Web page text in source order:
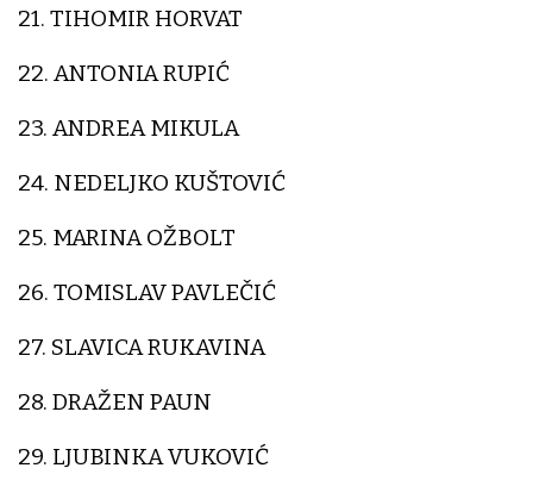
21. TIHOMIR HORVAT
22. ANTONIA RUPIĆ
23. ANDREA MIKULA
24. NEDELJKO KUŠTOVIĆ
25. MARINA OŽBOLT
26. TOMISLAV PAVLEČIĆ
27. SLAVICA RUKAVINA
28. DRAŽEN PAUN
29. LJUBINKA VUKOVIĆ